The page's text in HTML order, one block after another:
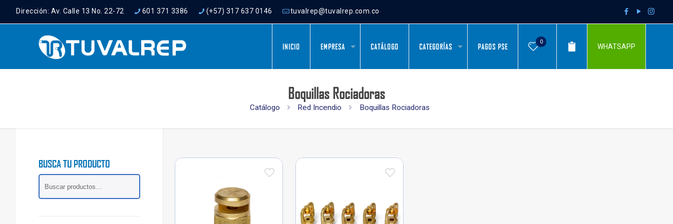
Dirección: Av. Calle 13 No. 22-72 601 371 3386 (+57) 317 637 0146 tuvalrep@tuvalrep.com.co
INICIO EMPRESA CATÁLOGO CATEGORÍAS PAGOS PSE
0
WHATSAPP
Boquillas Rociadoras
Catálogo Red Incendio Boquillas Rociadoras
BUSCA TU PRODUCTO